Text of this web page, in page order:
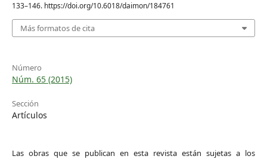
133–146. https://doi.org/10.6018/daimon/184761
Más formatos de cita
Número
Núm. 65 (2015)
Sección
Artículos
Las obras que se publican en esta revista están sujetas a los